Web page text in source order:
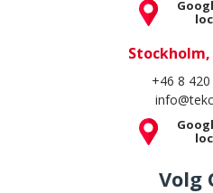
Neem vandaag nog contact met
aanbod van woningen te koop in
experts helpen u bij het vinden
investering die aansluit bij uw
+46 8
Volg